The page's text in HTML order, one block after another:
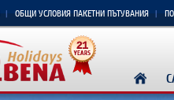
ОБЩИ УСЛОВИЯ ПАКЕТНИ ПЪТУВАНИЯ